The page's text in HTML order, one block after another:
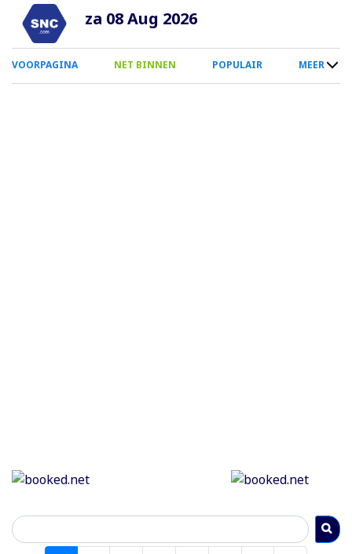
Overslaan
naar
inhoud
za 08 Aug 2026
0
Smartphone
VOORPAGINA NET BINNEN POPULAIR MEER
Paginering